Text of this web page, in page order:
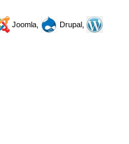
Joomla,
Drupal,